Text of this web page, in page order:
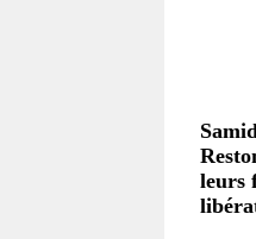
leurs